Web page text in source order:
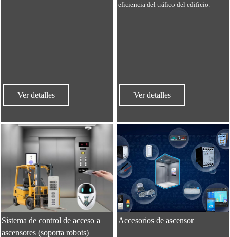
Ver detalles
eficiencia del tráfico del edificio.
Ver detalles
Sistema de control de acceso a
ascensores (soporta robots)
Accesorios de ascensor